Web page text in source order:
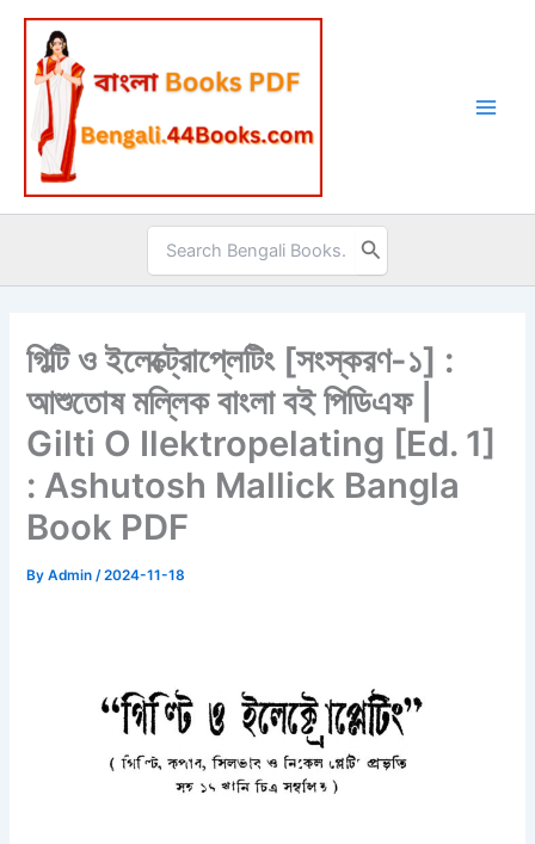
Skip
content
Search
for:
গিল্টি ও ইলেক্ট্রোপ্লেটিং [সংস্করণ-১] :
আশুতোষ মল্লিক বাংলা বই পিডিএফ |
Gilti O Ilektropelating [Ed. 1]
: Ashutosh Mallick Bangla
Book PDF
ByAdmin/2024-11-18